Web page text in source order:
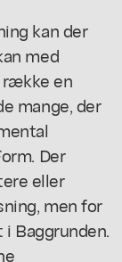
kan der
med
en
mange, der
Der
eller
men for
Baggrunden.